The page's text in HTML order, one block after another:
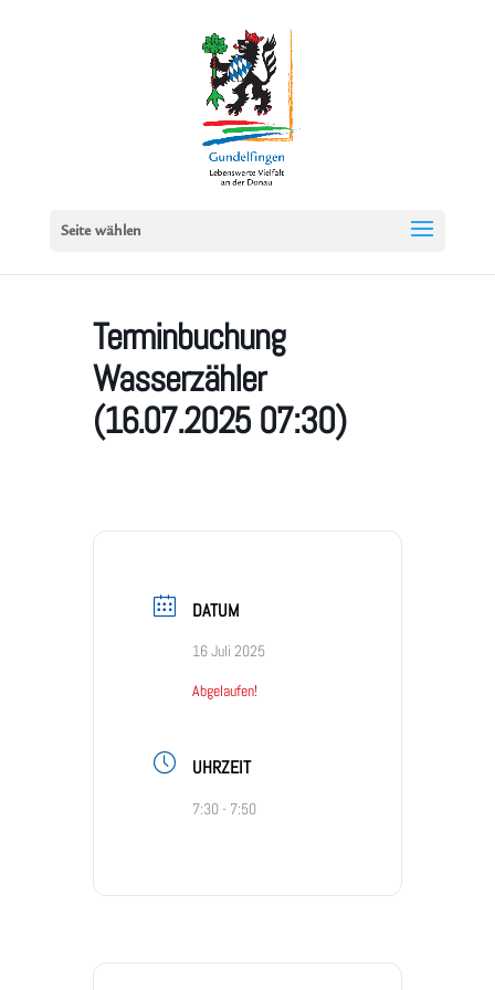
Seite wählen
Terminbuchung
Wasserzähler
(16.07.2025 07:30)
DATUM
16 Juli 2025
Abgelaufen!
UHRZEIT
7:30 - 7:50